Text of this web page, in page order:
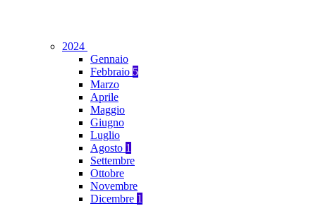
2024
Gennaio
Febbraio 5
Marzo
Aprile
Maggio
Giugno
Luglio
Agosto 1
Settembre
Ottobre
Novembre
Dicembre 1